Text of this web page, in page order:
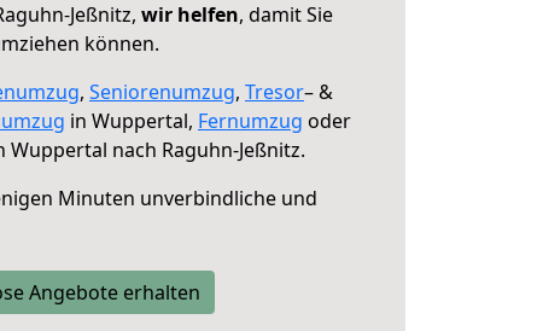
Jeßnitz, wir helfen, damit Sie
können.
, Seniorenumzug, Tresor– &
in Wuppertal, Fernumzug oder
Wuppertal nach Raguhn-Jeßnitz.
Minuten unverbindliche und
Angebote erhalten